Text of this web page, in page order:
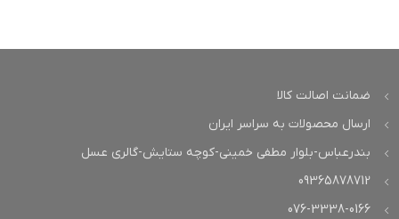
ضمانت اصالت کالا
ارسال محصولات به سراسر ایران
بندرعباس-بلوار مطفی خمینی-کوچه ستایش-گالری عسل
09365878712
076-3338-0166